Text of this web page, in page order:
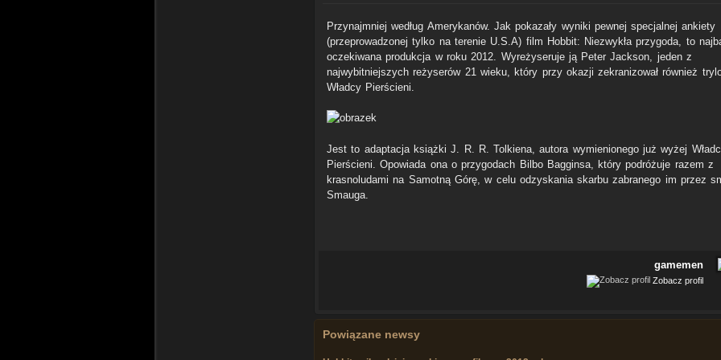
Przynajmniej według Amerykanów. Jak pokazały wyniki pewnej specjalnej ankiety
(przeprowadzonej tylko na terenie U.S.A) film Hobbit: Niezwykła przygoda, to
oczekiwana produkcja w roku 2012. Wyreżyseruje ją Peter Jackson, jeden z
najwybitniejszych reżyserów 21 wieku, który przy okazji zekranizował również
Władcy Pierścieni.
Jest to adaptacja książki J. R. R. Tolkiena, autora wymienionego już wyżej
Pierścieni. Opowiada ona o przygodach Bilbo Bagginsa, który podróżuje razem z
krasnoludami na Samotną Górę, w celu odzyskania skarbu zabranego im przez
Smauga.
gamemen
Zobacz profil
Powiązane newsy